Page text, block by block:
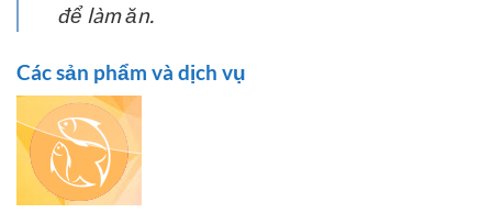
để làm ăn.
Các sản phẩm và dịch vụ